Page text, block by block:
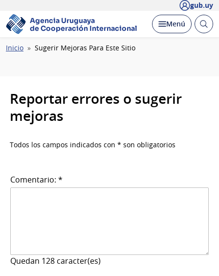
gub.uy
Agencia Uruguaya
de Cooperación Internacional
Desplegar
Menú Abrir
Ruta
Inicio Sugerir Mejoras Para Este Sitio
Reportar errores o sugerir
mejoras
Todos los campos indicados con * son obligatorios
Comentario: *
Quedan 128 caracter(es)